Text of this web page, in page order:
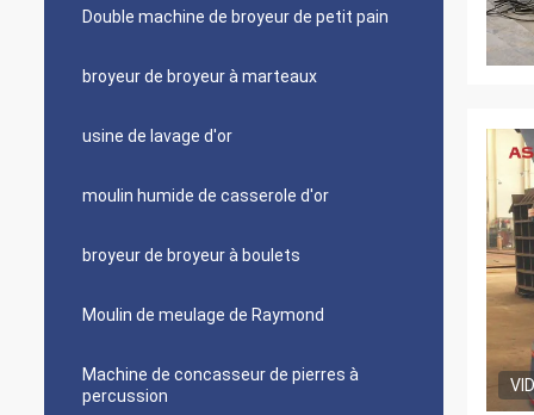
Double machine de broyeur de petit pain
broyeur de broyeur à marteaux
usine de lavage d'or
moulin humide de casserole d'or
broyeur de broyeur à boulets
Moulin de meulage de Raymond
Machine de concasseur de pierres à
percussion